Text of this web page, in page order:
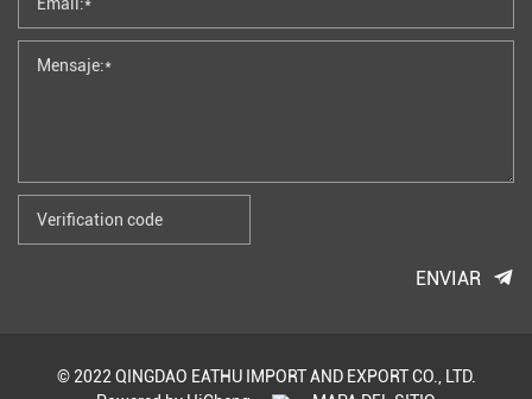
ENVIAR
© 2022 QINGDAO EATHU IMPORT AND EXPORT CO., LTD.